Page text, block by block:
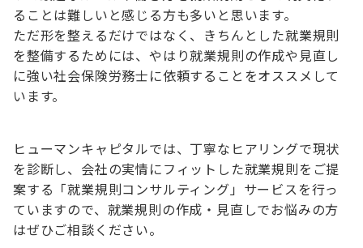
ることは難しいと感じる方も多いと思います。
ただ形を整えるだけではなく、きちんとした就業規則
を整備するためには、やはり就業規則の作成や見直し
に強い社会保険労務士に依頼することをオススメして
います。
ヒューマンキャピタルでは、丁寧なヒアリングで現状
を診断し、会社の実情にフィットした就業規則をご提
案する「就業規則コンサルティング」サービスを行っ
ていますので、就業規則の作成・見直しでお悩みの方
はぜひご相談ください。